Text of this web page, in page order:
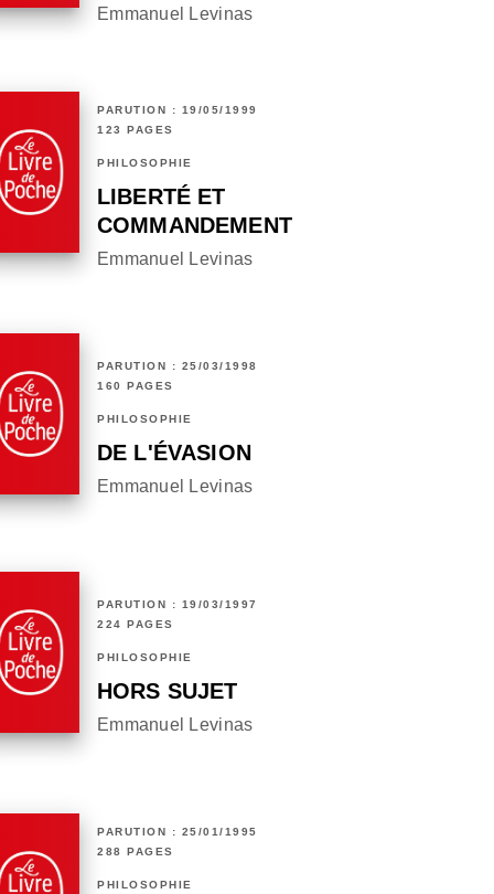
Emmanuel Levinas
PARUTION : 19/05/1999
123 PAGES
PHILOSOPHIE
LIBERTÉ ET
COMMANDEMENT
Emmanuel Levinas
PARUTION : 25/03/1998
160 PAGES
PHILOSOPHIE
DE L'ÉVASION
Emmanuel Levinas
PARUTION : 19/03/1997
224 PAGES
PHILOSOPHIE
HORS SUJET
Emmanuel Levinas
PARUTION : 25/01/1995
288 PAGES
PHILOSOPHIE